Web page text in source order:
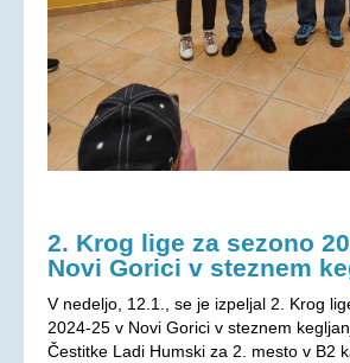
2. Krog lige za sezono
Novi Gorici v steznem
V nedeljo, 12.1., se je izpeljal 2. Krog
2024-25 v Novi Gorici v steznem
Čestitke Ladi Humski za 2. mesto v B2